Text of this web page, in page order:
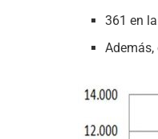
361 en